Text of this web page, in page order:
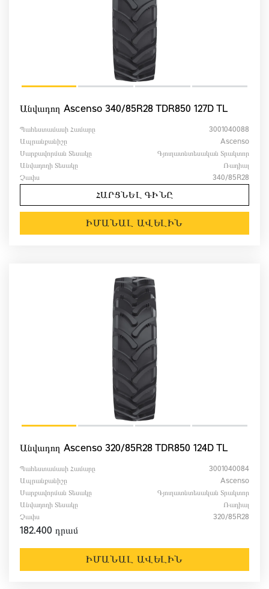
Անվադող Ascenso 340/85R28 TDR850 127D TL
Պահեստամասի Համարը
3001040088
Ապրանքանիշը
Ascenso
Սարքավորման Տեսակը
Գյուղատնտեսական Տրակտոր
Անվադողի Տեսակը
Ռադիալ
Չափս
340/85R28
ՀԱՐՑՆԵԼ ԳԻՆԸ
ԻՄԱՆԱԼ ԱՎԵԼԻՆ
Անվադող Ascenso 320/85R28 TDR850 124D TL
Պահեստամասի Համարը
3001040084
Ապրանքանիշը
Ascenso
Սարքավորման Տեսակը
Գյուղատնտեսական Տրակտոր
Անվադողի Տեսակը
Ռադիալ
Չափս
320/85R28
182.400 դրամ
ԻՄԱՆԱԼ ԱՎԵԼԻՆ